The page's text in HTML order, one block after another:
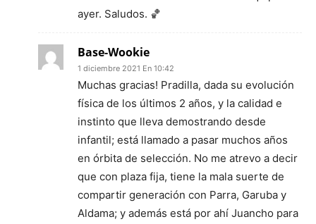
ayer. Saludos. 🏀
Base-Wookie
1 diciembre 2021 En 10:42
Muchas gracias! Pradilla, dada su evolución
física de los últimos 2 años, y la calidad e
instinto que lleva demostrando desde
infantil; está llamado a pasar muchos años
en órbita de selección. No me atrevo a decir
que con plaza fija, tiene la mala suerte de
compartir generación con Parra, Garuba y
Aldama; y además está por ahí Juancho para